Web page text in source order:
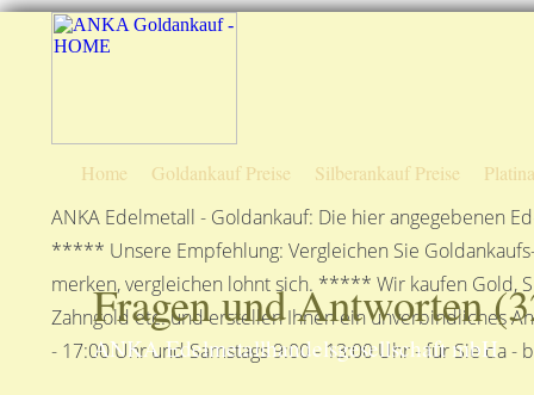
Home Goldankauf Preise Silberankauf Preise
ANKA Edelmetall - Goldankauf: Die hier angegebenen
***** Unsere Empfehlung: Vergleichen Sie
merken, vergleichen lohnt sich. ***** Wir kaufen Gold,
Zahngold etc. und erstellen Ihnen ein unverbindliches
- 17:00 Uhr und Samstags 9:00 - 13:00 Uhr - für Sie
Fragen und Antworten (
ANKA Edelmetallhandelsgesellschaft mbH